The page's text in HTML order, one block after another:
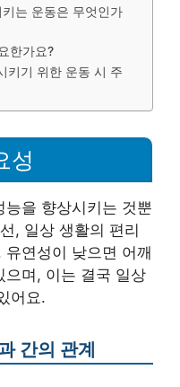
는 운동은 무엇인가
한가요?
키기 위한 운동 시 주
성
을 향상시키는 것뿐
, 일상 생활의 편리
연성이 낮으면 어깨
으며, 이는 결국 일상
어요.
간의 관계